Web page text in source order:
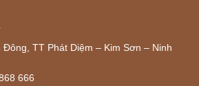
TT Phát Diệm – Kim Sơn – Ninh
666